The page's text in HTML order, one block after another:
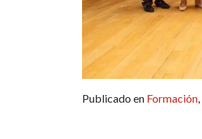
Publicado en Formación